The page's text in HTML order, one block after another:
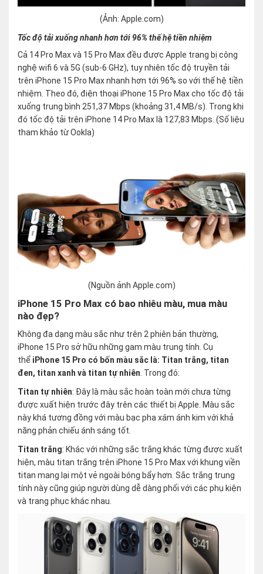
(Ảnh: Apple.com)
Tốc độ tải xuống nhanh hơn tới 96% thế hệ tiền nhiệm
Cả 14 Pro Max và 15 Pro Max đều được Apple trang bị công
nghệ wifi 6 và 5G (sub-6 GHz), tuy nhiên tốc độ truyền tải
trên iPhone 15 Pro Max nhanh hơn tới 96% so với thế hệ tiền
nhiệm. Theo đó, điện thoại iPhone 15 Pro Max cho tốc độ tải
xuống trung bình 251,37 Mbps (khoảng 31,4 MB/s). Trong khi
đó tốc độ tải trên iPhone 14 Pro Max là 127,83 Mbps. (Số liệu
tham khảo từ Ookla)
(Nguồn ảnh Apple.com)
iPhone 15 Pro Max có bao nhiêu màu, mua màu
nào đẹp?
Không đa dạng màu sắc như trên 2 phiên bản thường,
iPhone 15 Pro sở hữu những gam màu trung tính. Cụ
thể iPhone 15 Pro có bốn màu sắc là: Titan trắng, titan
đen, titan xanh và titan tự nhiên . Trong đó:
Titan tự nhiên: Đây là màu sắc hoàn toàn mới chưa từng
được xuất hiện trước đây trên các thiết bị Apple. Màu sắc
này khá tương đồng với màu bạc pha xám ánh kim với khả
năng phản chiếu ánh sáng tốt.
Titan trắng: Khác với những sắc trắng khác từng được xuất
hiện, màu titan trắng trên iPhone 15 Pro Max với khung viền
titan mang lại một vẻ ngoài bóng bẩy hơn. Sắc trắng trung
tính này cũng giúp người dùng dễ dàng phối với các phụ kiện
và trang phục khác nhau.